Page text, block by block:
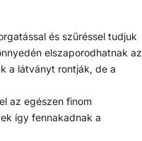
és szűréssel tudjuk
elszaporodhatnak az
a látványt rontják, de a
az egészen finom
így fennakadnak a